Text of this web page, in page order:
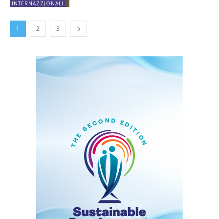
INTERNAZZJONALI
1 2 3